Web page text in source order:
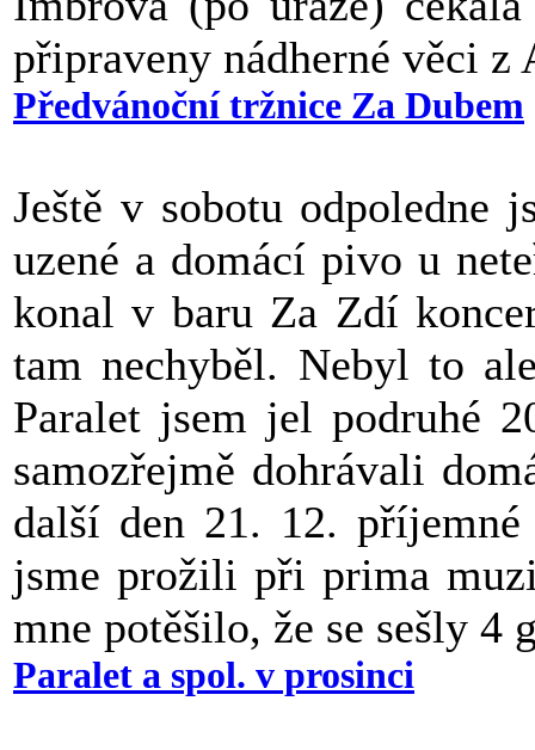
připraveny nádherné věci z
Předvánoční tržnice Za Dubem
Ještě v sobotu odpoledne
uzené a domácí pivo u
konal v baru Za Zdí
tam nechyběl. Nebyl to
Paralet jsem jel podruhé
samozřejmě dohrávali
další den 21. 12.
jsme prožili při prima
mne potěšilo, že se sešly 4
Paralet a spol. v prosinci